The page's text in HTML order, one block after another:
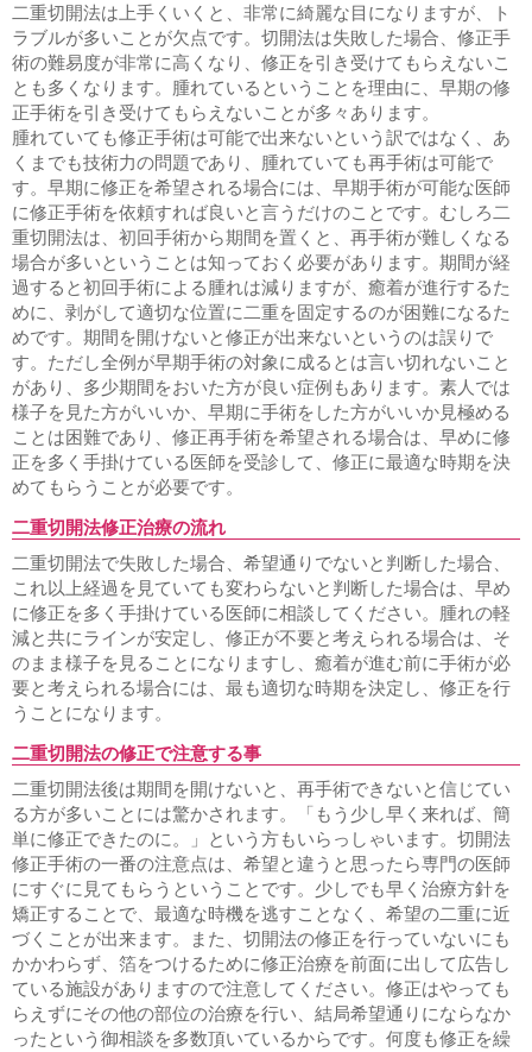
二重切開法は上手くいくと、非常に綺麗な目になりますが、ト
ラブルが多いことが欠点です。切開法は失敗した場合、修正手
術の難易度が非常に高くなり、修正を引き受けてもらえないこ
とも多くなります。腫れているということを理由に、早期の修
正手術を引き受けてもらえないことが多々あります。
腫れていても修正手術は可能で出来ないという訳ではなく、あ
くまでも技術力の問題であり、腫れていても再手術は可能で
す。早期に修正を希望される場合には、早期手術が可能な医師
に修正手術を依頼すれば良いと言うだけのことです。むしろ二
重切開法は、初回手術から期間を置くと、再手術が難しくなる
場合が多いということは知っておく必要があります。期間が経
過すると初回手術による腫れは減りますが、癒着が進行するた
めに、剥がして適切な位置に二重を固定するのが困難になるた
めです。期間を開けないと修正が出来ないというのは誤りで
す。ただし全例が早期手術の対象に成るとは言い切れないこと
があり、多少期間をおいた方が良い症例もあります。素人では
様子を見た方がいいか、早期に手術をした方がいいか見極める
ことは困難であり、修正再手術を希望される場合は、早めに修
正を多く手掛けている医師を受診して、修正に最適な時期を決
めてもらうことが必要です。
二重切開法修正治療の流れ
二重切開法で失敗した場合、希望通りでないと判断した場合、
これ以上経過を見ていても変わらないと判断した場合は、早め
に修正を多く手掛けている医師に相談してください。腫れの軽
減と共にラインが安定し、修正が不要と考えられる場合は、そ
のまま様子を見ることになりますし、癒着が進む前に手術が必
要と考えられる場合には、最も適切な時期を決定し、修正を行
うことになります。
二重切開法の修正で注意する事
二重切開法後は期間を開けないと、再手術できないと信じてい
る方が多いことには驚かされます。「もう少し早く来れば、簡
単に修正できたのに。」という方もいらっしゃいます。切開法
修正手術の一番の注意点は、希望と違うと思ったら専門の医師
にすぐに見てもらうということです。少しでも早く治療方針を
矯正することで、最適な時機を逃すことなく、希望の二重に近
づくことが出来ます。また、切開法の修正を行っていないにも
かかわらず、箔をつけるために修正治療を前面に出して広告し
ている施設がありますので注意してください。修正はやっても
らえずにその他の部位の治療を行い、結局希望通りにならなか
ったという御相談を多数頂いているからです。何度も修正を繰